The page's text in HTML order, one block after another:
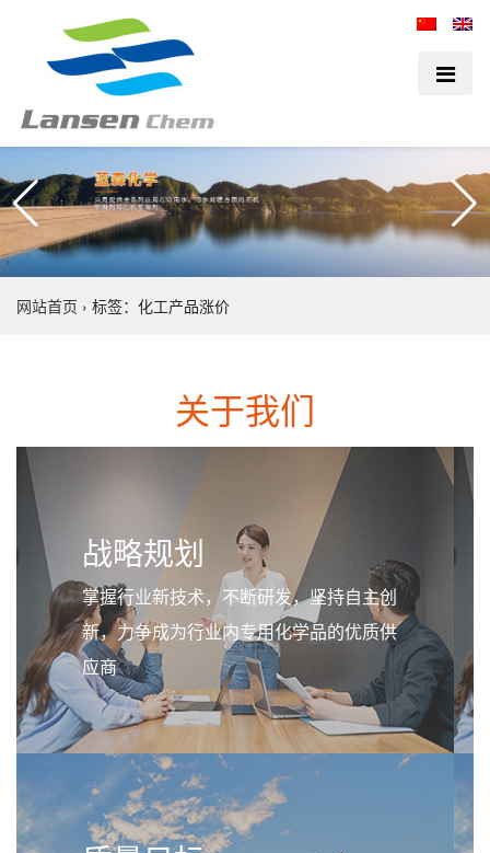
网站首页 › 标签：化工产品涨价
关于我们
战略规划
掌握行业新技术，不断研发，坚持自主创
新，力争成为行业内专用化学品的优质供
应商